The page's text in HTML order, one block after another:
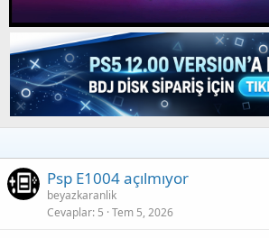
Psp E1004 açılmıyor
beyazkaranlik
Cevaplar 5 Tem 5, 2026